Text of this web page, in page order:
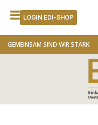
Inhalt LOGIN EDI-SHOP
GEMEINSAM SIND WIR STARK